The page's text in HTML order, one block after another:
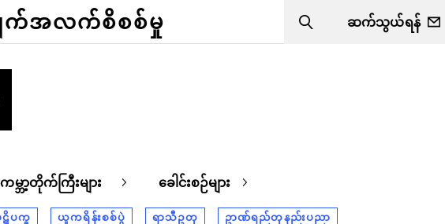
က်အလက်စိစစ်မှု Search
ဆက်သွယ်ရန်
ကမ္ဘာ့တိုက်ကြီးများ ခေါင်းစဉ်များ
ပက္ခ ယူကရိန်းစစ်ပွဲ ရာသီဥတု ဥာဏ်ရည်တုနည်းပညာ